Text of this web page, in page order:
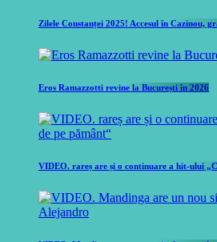
Zilele Constanței 2025! Accesul în Cazinou,
Eros Ramazzotti revine la București în 2026
VIDEO. rareș are și o continuare a hit-ului